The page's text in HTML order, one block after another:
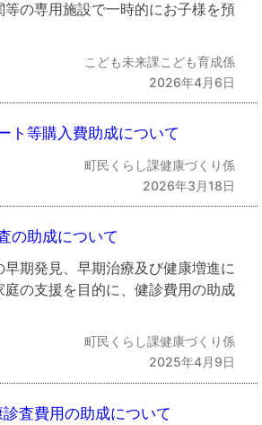
等の専用施設で一時的にお子様を預
こども未来課こども育成係
2026年4月6日
ト等購入費助成について
町民くらし課健康づくり係
2026年3月18日
の助成について
期発見、早期治療及び健康増進に
庭の支援を目的に、健診費用の助成
町民くらし課健康づくり係
2025年4月9日
査費用の助成について